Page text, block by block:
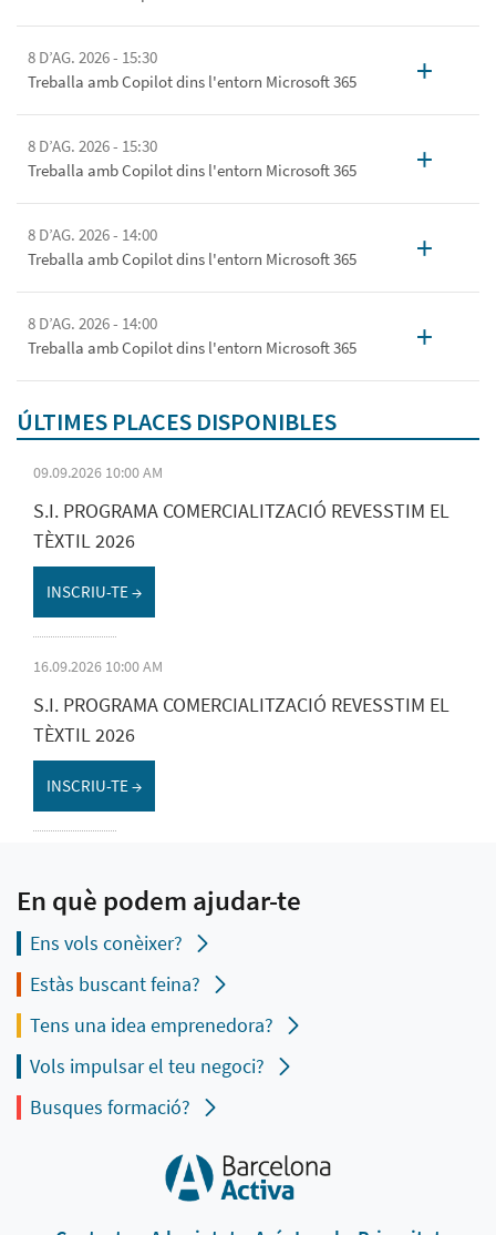
8 D’AG. 2026 - 15:30
Treballa amb Copilot dins l'entorn Microsoft 365
+
8 D’AG. 2026 - 15:30
Treballa amb Copilot dins l'entorn Microsoft 365
+
8 D’AG. 2026 - 14:00
Treballa amb Copilot dins l'entorn Microsoft 365
+
8 D’AG. 2026 - 14:00
Treballa amb Copilot dins l'entorn Microsoft 365
+
ÚLTIMES PLACES DISPONIBLES
09.09.2026 10:00 AM
S.I. PROGRAMA COMERCIALITZACIÓ REVESSTIM EL
TÈXTIL 2026
INSCRIU-TE →
16.09.2026 10:00 AM
S.I. PROGRAMA COMERCIALITZACIÓ REVESSTIM EL
TÈXTIL 2026
INSCRIU-TE →
En què podem ajudar-te
Ens vols conèixer?
Estàs buscant feina?
Tens una idea emprenedora?
Vols impulsar el teu negoci?
Busques formació?